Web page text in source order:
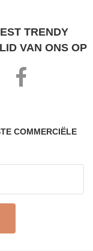
TRENDY
VAN ONS OP
COMMERCIËLE